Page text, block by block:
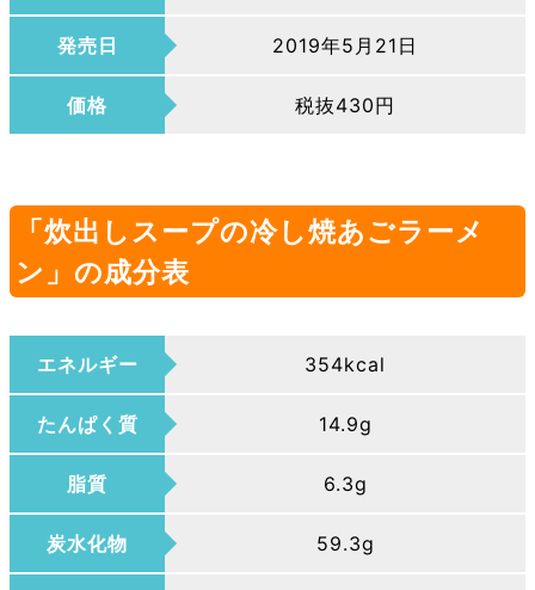
発売日 2019年5月21日
価格 税抜430円
「炊出しスープの冷し焼あごラーメ
ン」の成分表
エネルギー 354kcal
たんぱく質 14.9g
脂質 6.3g
炭水化物 59.3g